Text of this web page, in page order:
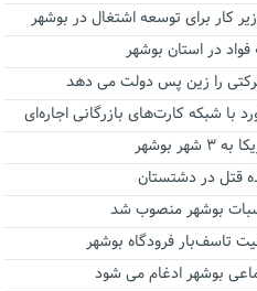
کار برای توسعه اشتغال در بوشهر
در استان بوشهر
را زین پس دولت می دهد
بوشهر
بوشهر منصوب شد
فرودگاه بوشهر